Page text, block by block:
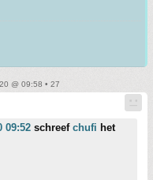
@ 09:58 • 27
09:52 schreef chufi het